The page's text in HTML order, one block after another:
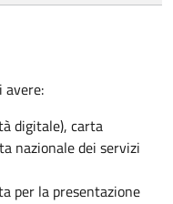
avere:
digitale), carta
nazionale dei servizi
per la presentazione